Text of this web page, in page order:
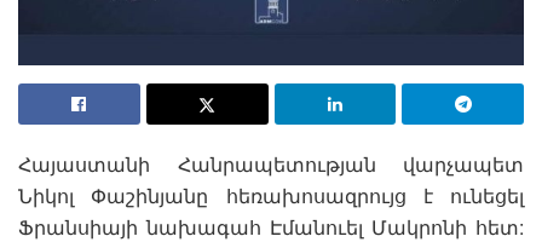
Հայաստանի Հանրապետության վարչապետ
Նիկոլ Փաշինյանը հեռախոսազրույց է ունեցել
Ֆրանսիայի նախագահ Էմանուել Մակրոնի հետ: